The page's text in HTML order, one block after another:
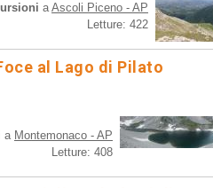
aAscoli Piceno - AP
Letture: 422
al Lago di Pilato
a Montemonaco - AP
Letture: 408